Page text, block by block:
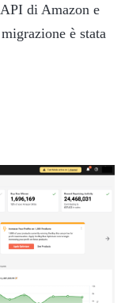
di Amazon e
è stata